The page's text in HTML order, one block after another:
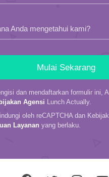
Anda mengetahui kami?
dan mendaftarkan formulir ini,
Agensi Lunch Actually.
oleh reCAPTCHA dan
Layanan yang berlaku.